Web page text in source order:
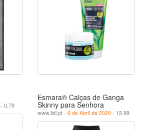
- 0.79
Esmara® Calças de Ganga
Skinny para Senhora
www.lidl.pt - 6 de Abril de 2020 - 12.99